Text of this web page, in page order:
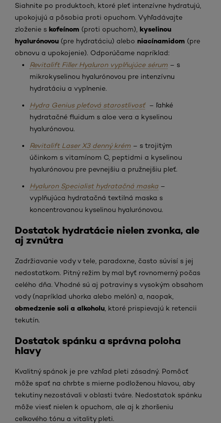
Siahnite po produktoch, ktoré pleť intenzívne hydratujú,
upokojujú a pôsobia proti opuchom. Vyhľadávajte
zloženie s kofeínom (proti opuchom), kyselinou
hyalurónovou (pre hydratáciu) alebo niacínamidom (pre
obnovu a upokojenie). Odporúčame napríklad:
Revitalift Filler Hyaluron vyplňujúce sérum – s
mikrokyselinou hyalurónovou pre intenzívnu
hydratáciu a vyplnenie.
Hydra Genius pleťová starostlivosť – ľahké
hydratačné fluidum s aloe vera a kyselinou
hyalurónovou.
Revitalift Laser X3 denný krém – s trojitým
účinkom s vitamínom C, peptidmi a kyselinou
hyalurónovou pre pevnejšiu a pružnejšiu pleť.
Hyaluron Specialist hydratačná maska –
vyplňujúca hydratačná textilná maska s
koncentrovanou kyselinou hyalurónovou.
Dostatok hydratácie nielen zvonka, ale
aj zvnútra
Zadržiavanie vody v tele, paradoxne, často súvisí s jej
nedostatkom. Pitný režim by mal byť rovnomerný počas
celého dňa. Vhodné sú aj potraviny s vysokým obsahom
vody (napríklad uhorka alebo melón) a, naopak,
obmedzenie soli a alkoholu , ktoré prispievajú k retencii
tekutín.
Dostatok spánku a správna poloha
hlavy
Kvalitný spánok je pre vzhľad pleti zásadný. Pomôcť
môže spať na chrbte s mierne podloženou hlavou, aby
tekutiny nezostávali v oblasti tváre. Nedostatok spánku
môže viesť nielen k opuchom, ale aj k zhoršeniu
celkového tónu a vitality pleti.